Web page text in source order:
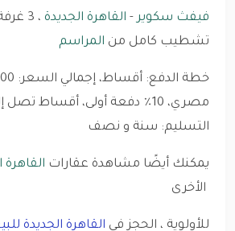
فيفث سكوير- القاهرة الجديدة
تشطيب كامل من المراسم
التسليم: سنة و نصف
يمكنك أيضًا مشاهدة عقارات القاهرة
الأخرى
للأولوية ، الحجز في القاهرة الجديدة